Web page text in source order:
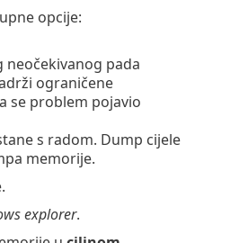
opcije:
pada
ograničene
se problem pojavio
s radom. Dump cijele
memorije.
explorer.